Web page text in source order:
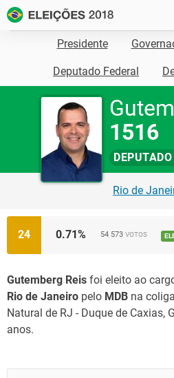
Presidente
Deputado Federal
1516
Rio de
24 0.71% 54 573 VOTOS
Gutemberg Reis foi eleito ao
Rio de Janeiro pelo MDB na
Natural de RJ - Duque de Caxias,
anos.